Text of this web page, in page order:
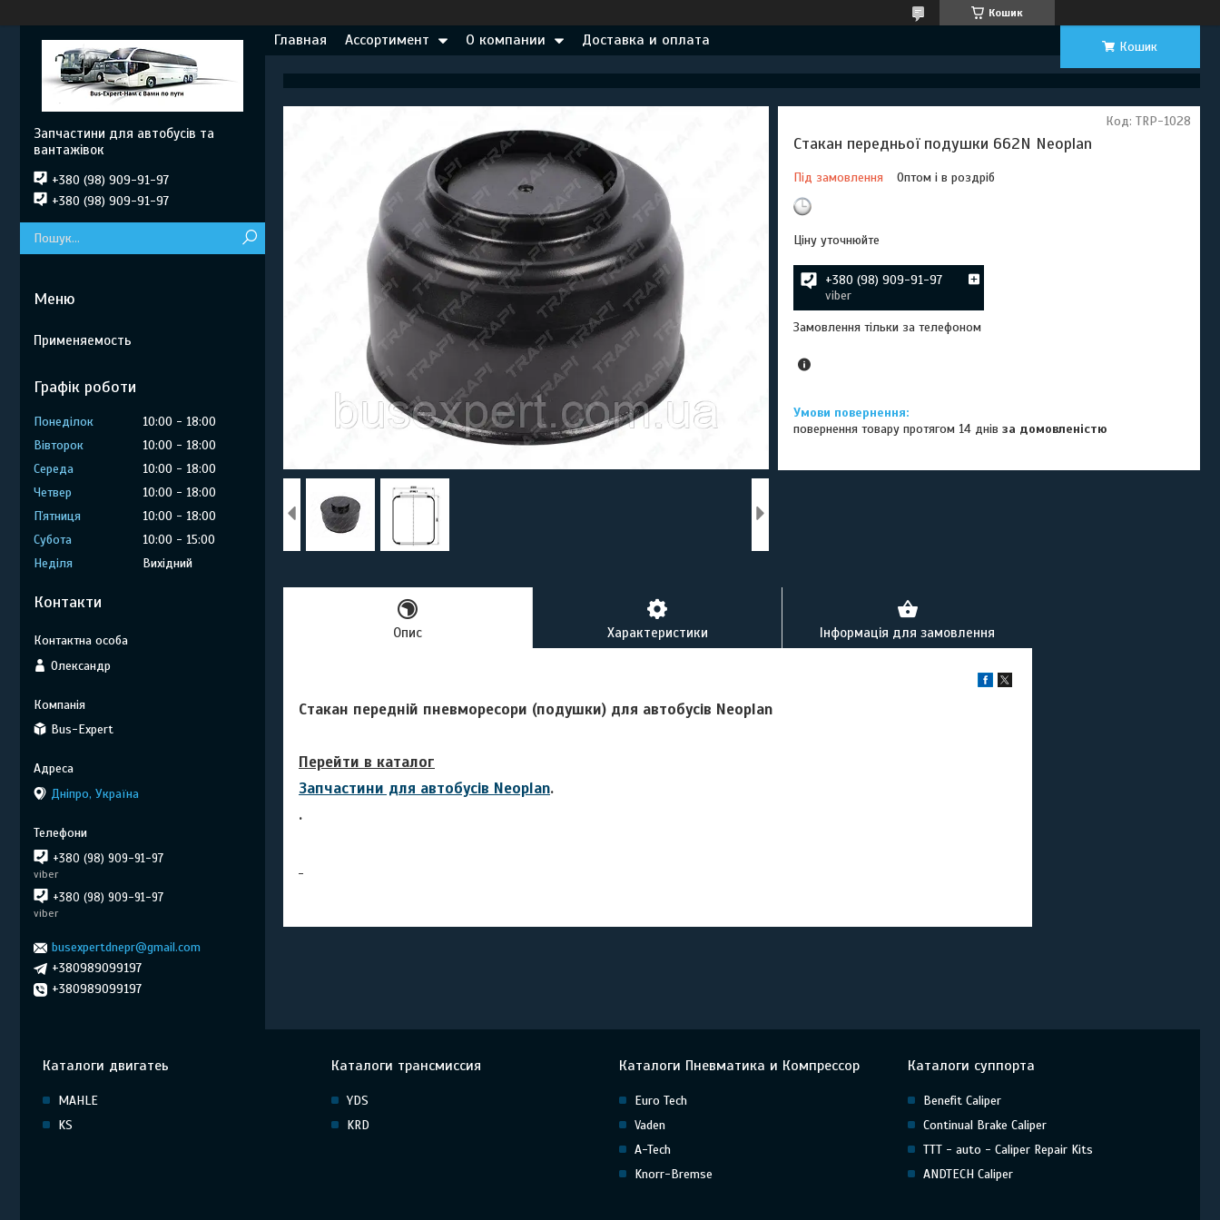
Кошик
Главная Ассортимент О компании Доставка и оплата Кошик
Стакан передньої подушки 662N Neoplan
Під замовлення Оптом і в роздріб
Код: TRP-1028
Ціну уточнюйте
+380 (98) 909-91-97
viber
Замовлення тільки за телефоном
повернення товару протягом 14 днівза домовленістю
Опис Характеристики Інформація для замовлення
Стакан передній пневморесори (подушки) для автобусів Neoplan
Перейти в каталог
Запчастини для автобусів Neoplan.
.
Запчастини для автобусів та
вантажівок
+380 (98) 909-91-97
+380 (98) 909-91-97
Применяемость
Графік роботи
Понеділок 10:00
18:00
Вівторок
10:00
18:00
Середа
10:00
18:00
Четвер
10:00
18:00
Пʼятниця
10:00
18:00
Субота
10:00
15:00
Неділя
Вихідний
Контакти
Олександр
Bus-Expert
Дніпро, Україна
+380 (98) 909-91-97
viber
+380 (98) 909-91-97
viber
busexpertdnepr@gmail.com
+380989099197
+380989099197
Каталоги двигатеь
MAHLE
KS
Каталоги трансмиссия
YDS
KRD
Каталоги Пневматика и Компрессор
Euro Tech
Vaden
A-Tech
Knorr-Bremse
Каталоги суппорта
Benefit Caliper
Continual Brake Caliper
TTT - auto - Caliper Repair Kits
ANDTECH Caliper